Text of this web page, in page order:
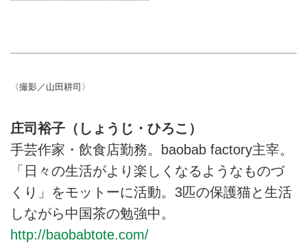
〈撮影／山田耕司〉
庄司裕子（しょうじ・ひろこ）
手芸作家・飲食店勤務。baobab factory主宰。
「日々の生活がより楽しくなるようなものづ
くり」をモットーに活動。3匹の保護猫と生活
しながら中国茶の勉強中。
http://baobabtote.com/